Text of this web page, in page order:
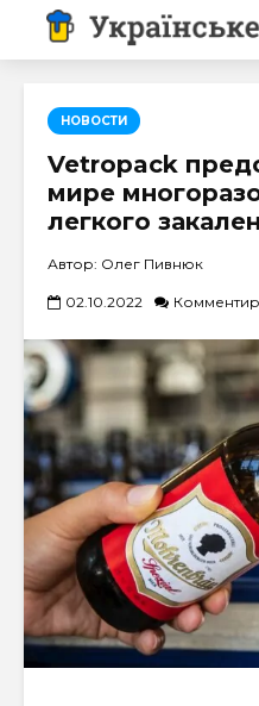
НОВОСТИ
Vetropack
мире
легкого
Автор: Олег Пивнюк
02.10.2022